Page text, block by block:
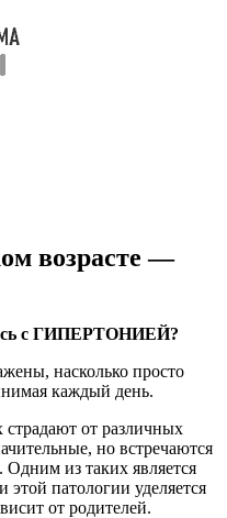
возрасте —
с ГИПЕРТОНИЕЙ?
насколько просто
каждый день.
от различных
но встречаются
из таких является
этой патологии уделяется
от родителей.